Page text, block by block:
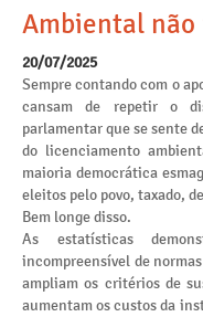
Ambiental não
20/07/2025
Sempre contando com o
cansam de repetir o
parlamentar que se sente
do licenciamento
maioria democrática
eleitos pelo povo, taxado,
Bem longe disso.
As estatísticas
incompreensível de
ampliam os critérios de
aumentam os custos da